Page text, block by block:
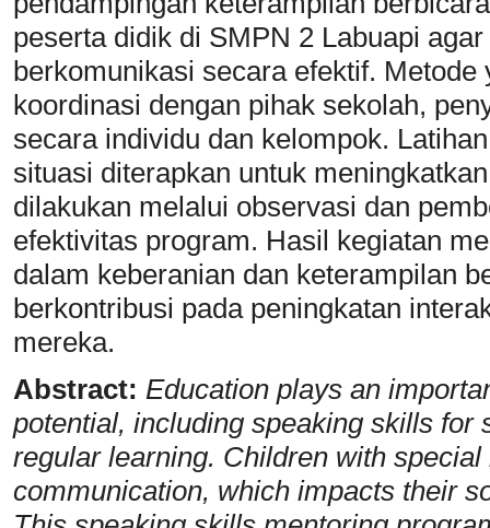
peserta didik di SMPN 2 Labuapi
berkomunikasi secara efektif.
koordinasi dengan pihak sekolah,
secara individu dan kelompok.
situasi diterapkan untuk
dilakukan melalui observasi dan
efektivitas program. Hasil kegiatan
dalam keberanian dan keterampilan
berkontribusi pada peningkatan
mereka.
Abstract: Education plays an
potential, including speaking skills for
regular learning. Children with
communication, which impacts their